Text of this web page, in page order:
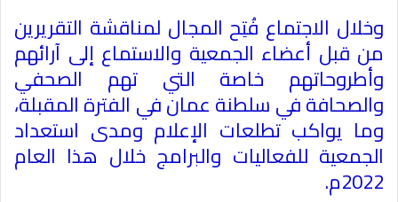
وخلال الاجتماع فُتِح المجال لمناقشة التقريرين
من قبل أعضاء الجمعية والاستماع إلى آرائهم
وأطروحاتهم خاصة التي تهم الصحفي
والصحافة في سلطنة عمان في الفترة المقبلة،
وما يواكب تطلعات الإعلام ومدى استعداد
الجمعية للفعاليات والبرامج خلال هذا العام
2022م.